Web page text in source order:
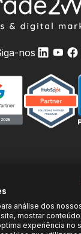
nos
análise dos
mostrar
experiência no